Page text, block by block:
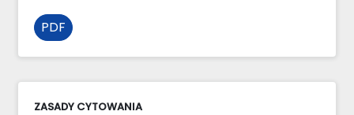
PDF
ZASADY CYTOWANIA